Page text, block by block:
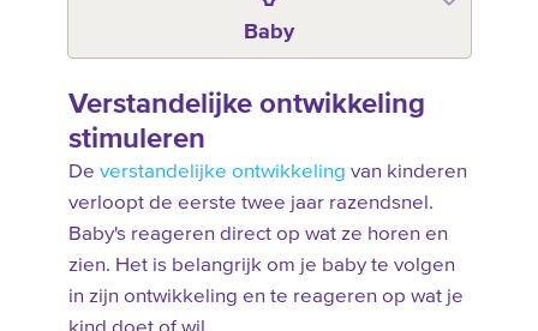
Baby
Verstandelijke ontwikkeling
stimuleren
De verstandelijke ontwikkeling van kinderen
verloopt de eerste twee jaar razendsnel.
Baby's reageren direct op wat ze horen en
zien. Het is belangrijk om je baby te volgen
in zijn ontwikkeling en te reageren op wat je